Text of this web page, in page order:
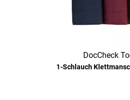
DocCheck
1-Schlauch